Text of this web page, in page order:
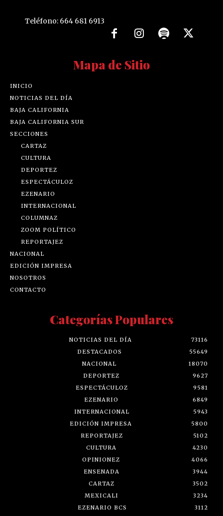
Teléfono: 664 681 6913
Mapa de Sitio
INICIO
NOTICIAS DEL DÍA
BAJA CALIFORNIA
BAJA CALIFORNIA SUR
SECCIONES
CARTAZ
CULTURA
DEPORTEZ
ESPECTÁCULOZ
EZENARIO
INTERNACIONAL
COLUMNAZ
ZOOM POLÍTICO
REPORTAJEZ
NACIONAL
EDICIÓN IMPRESA
NOSOTROS
CONTACTO
Categorías Populares
NOTICIAS DEL DÍA
73116
DESTACADOS
55649
NACIONAL
18070
DEPORTEZ
9627
ESPECTÁCULOZ
9581
EZENARIO
6849
INTERNACIONAL
5943
EDICIÓN IMPRESA
5800
REPORTAJEZ
5102
CULTURA
4230
OPINIONEZ
4066
ENSENADA
3944
CARTAZ
3502
MEXICALI
3234
EZENARIO BCS
3112